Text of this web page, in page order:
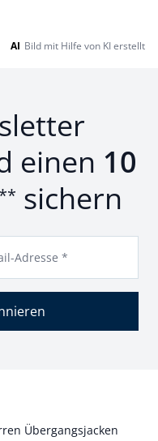
AI Bild mit Hilfe von KI erstellt
einen 10
** sichern
Adresse *
Übergangsjacken